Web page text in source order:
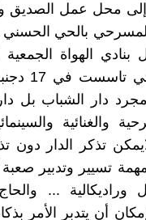
16 دجنبر 2022 ذهبت إلى محل
بالحي الحسني
بنادي الهواة
دار الشباب بل
والغنائية
تذكر الدار دون
تسيير وتدبير
...
أن يتدبر الأمر